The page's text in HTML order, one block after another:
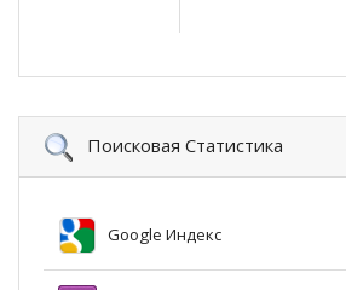
Поисковая Статистика
Google Индекс